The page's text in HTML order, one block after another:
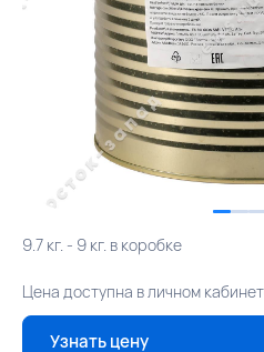
9.7 кг. - 9 кг. в коробке
Цена доступна в личном
Узнать цену